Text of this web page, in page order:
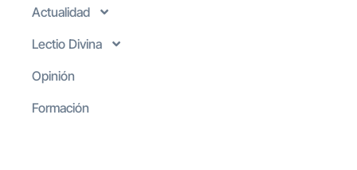
Actualidad
Lectio Divina
Opinión
Formación